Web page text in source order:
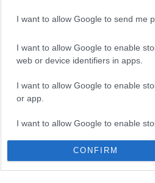
I want to allow Google to send me
I want to allow Google to enable
web or device identifiers in apps.
I want to allow Google to enable
or app.
I want to allow Google to enable
I want to allow Google to enable
authentication functionality and
CONFIRM
"Csak engedjenek át a